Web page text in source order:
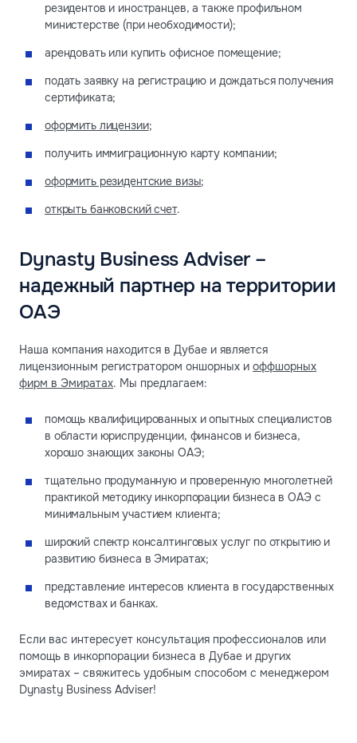
резидентов и иностранцев, а также профильном
министерстве (при необходимости);
арендовать или купить офисное помещение;
подать заявку на регистрацию и дождаться получения
сертификата;
оформить лицензии;
получить иммиграционную карту компании;
оформить резидентские визы;
открыть банковский счет.
Dynasty Business Adviser –
надежный партнер на территории
ОАЭ
Наша компания находится в Дубае и является
лицензионным регистратором оншорных и оффшорных
фирм в Эмиратах. Мы предлагаем:
помощь квалифицированных и опытных специалистов
в области юриспруденции, финансов и бизнеса,
хорошо знающих законы ОАЭ;
тщательно продуманную и проверенную многолетней
практикой методику инкорпорации бизнеса в ОАЭ с
минимальным участием клиента;
широкий спектр консалтинговых услуг по открытию и
развитию бизнеса в Эмиратах;
представление интересов клиента в государственных
ведомствах и банках.
Если вас интересует консультация профессионалов или
помощь в инкорпорации бизнеса в Дубае и других
эмиратах – свяжитесь удобным способом с менеджером
Dynasty Business Adviser!